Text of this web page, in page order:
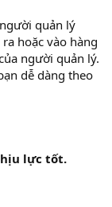
quản lý
hoặc vào hàng
người quản lý.
dễ dàng theo
lực tốt.